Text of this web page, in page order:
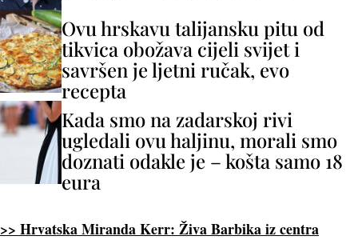
Ovu hrskavu talijansku pitu od
tikvica obožava cijeli svijet i
savršen je ljetni ručak, evo
recepta
Kada smo na zadarskoj rivi
ugledali ovu haljinu, morali smo
doznati odakle je – košta samo 18
eura
>> Hrvatska Miranda Kerr: Živa Barbika iz centra